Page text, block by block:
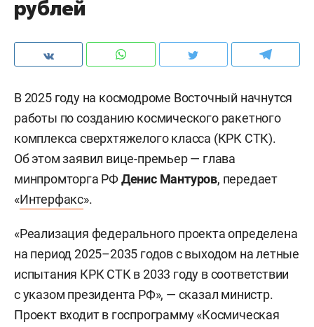
рублей
В 2025 году на космодроме Восточный начнутся
работы по созданию космического ракетного
комплекса сверхтяжелого класса (КРК СТК).
Об этом заявил вице-премьер — глава
минпромторга РФДенис Мантуров, передает
«Интерфакс».
«Реализация федерального проекта определена
на период 2025–2035 годов с выходом на летные
испытания КРК СТК в 2033 году в соответствии
с указом президента РФ», — сказал министр.
Проект входит в госпрограмму «Космическая